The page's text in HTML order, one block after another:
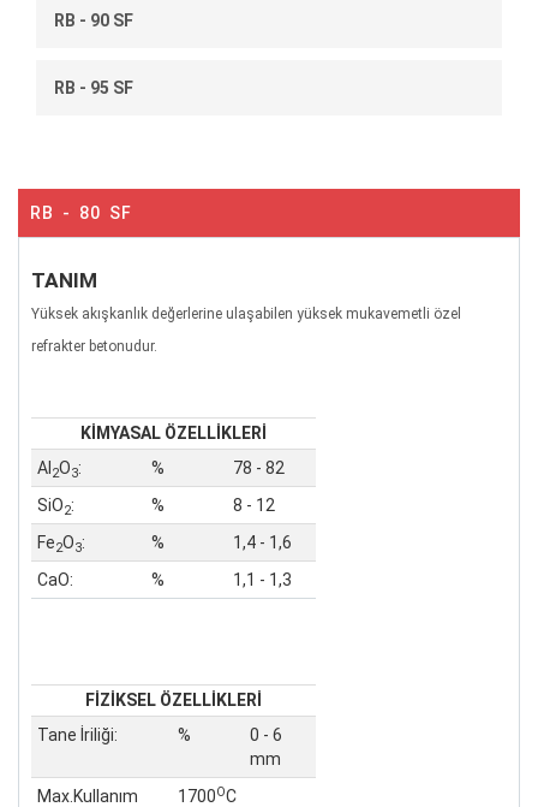
RB - 90 SF
RB - 95 SF
RB - 80 SF
TANIM
Yüksek akışkanlık değerlerine ulaşabilen yüksek mukavemetli özel
refrakter betonudur.
KİMYASAL ÖZELLİKLERİ
Al 2O3: %
78 - 82
SiO2: %
8 - 12
Fe2O3: %
1,4 - 1,6
CaO:
% 1,1 - 1,3
FİZİKSEL ÖZELLİKLERİ
Tane İriliği:
%
0 - 6
mm
Max.Kullanım
1700OC